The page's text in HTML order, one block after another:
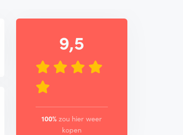
9,5
100% zou hier weer
kopen